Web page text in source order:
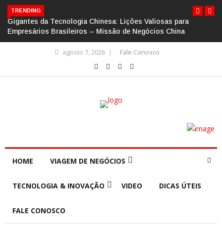
TRENDING
Gigantes da Tecnologia Chinesa: Lições Valiosas para
Empresários Brasileiros – Missão de Negócios China
agosto 7, 2026 Fale Conosco
HOME VIAGEM DE NEGÓCIOS
TECNOLOGIA & INOVAÇÃO VIDEO DICAS ÚTEIS
FALE CONOSCO